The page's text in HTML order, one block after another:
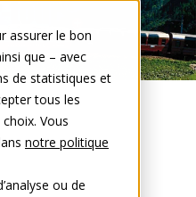
assurer le bon
que – avec
de statistiques et
tous les
Vous
notre politique
ou de